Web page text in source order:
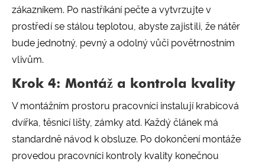
zákazníkem. Po nastříkání pečte a vytvrzujte v
prostředí se stálou teplotou, abyste zajistili, že nátěr
bude jednotný, pevný a odolný vůči povětrnostním
vlivům.
Krok 4: Montáž a kontrola kvality
V montážním prostoru pracovníci instalují krabicová
dvířka, těsnicí lišty, zámky atd. Každý článek má
standardně návod k obsluze. Po dokončení montáže
provedou pracovníci kontroly kvality konečnou